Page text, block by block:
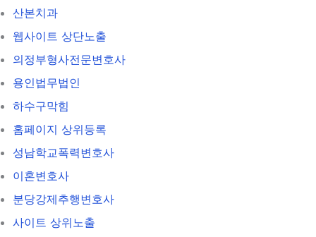
산본치과
웹사이트 상단노출
의정부형사전문변호사
용인법무법인
하수구막힘
홈페이지 상위등록
성남학교폭력변호사
이혼변호사
분당강제추행변호사
사이트 상위노출